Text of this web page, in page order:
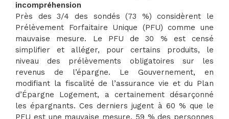
incompréhension
Près des 3/4 des sondés (73 %) considèrent le
Prélèvement Forfaitaire Unique (PFU) comme une
mauvaise mesure. Le PFU de 30 % est censé
simplifier et alléger, pour certains produits, le
niveau des prélèvements obligatoires sur les
revenus de l’épargne. Le Gouvernement, en
modifiant la fiscalité de l’assurance vie et du Plan
d’Épargne Logement, a certainement désarçonné
les épargnants. Ces derniers jugent à 60 % que le
PFU est une mauvaise mesure. 59 % des personnes